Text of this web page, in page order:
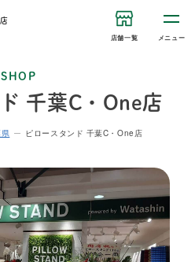
店舗一覧 メニュー
SHOP
千葉C・One店
ピロースタンド 千葉C・One店